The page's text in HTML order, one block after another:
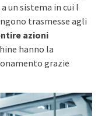
un sistema in cui l
trasmesse agli
azioni
hanno la
grazie